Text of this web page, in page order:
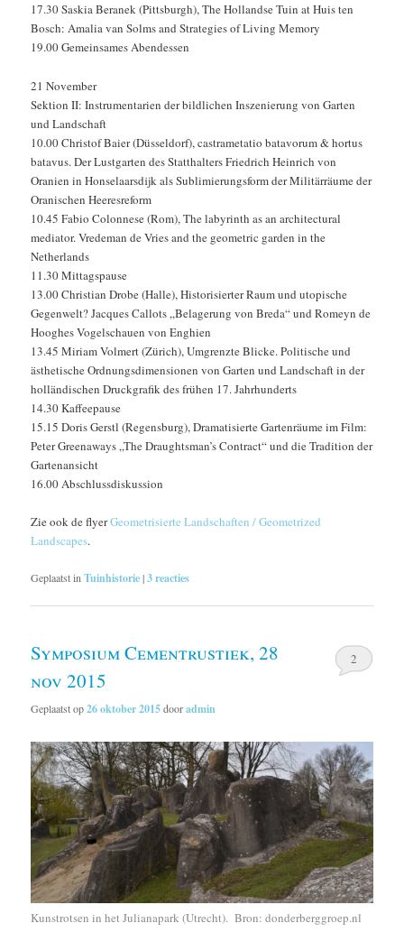
17.30 Saskia Beranek (Pittsburgh), The Hollandse Tuin at Huis ten
Bosch: Amalia van Solms and Strategies of Living Memory
19.00 Gemeinsames Abendessen
21 November
Sektion II: Instrumentarien der bildlichen Inszenierung von Garten
und Landschaft
10.00 Christof Baier (Düsseldorf), castrametatio batavorum & hortus
batavus. Der Lustgarten des Statthalters Friedrich Heinrich von
Oranien in Honselaarsdijk als Sublimierungsform der Militärräume der
Oranischen Heeresreform
10.45 Fabio Colonnese (Rom), The labyrinth as an architectural
mediator. Vredeman de Vries and the geometric garden in the
Netherlands
11.30 Mittagspause
13.00 Christian Drobe (Halle), Historisierter Raum und utopische
Gegenwelt? Jacques Callots „Belagerung von Breda“ und Romeyn de
Hooghes Vogelschauen von Enghien
13.45 Miriam Volmert (Zürich), Umgrenzte Blicke. Politische und
ästhetische Ordnungsdimensionen von Garten und Landschaft in der
holländischen Druckgrafik des frühen 17. Jahrhunderts
14.30 Kaffeepause
15.15 Doris Gerstl (Regensburg), Dramatisierte Gartenräume im Film:
Peter Greenaways „The Draughtsman’s Contract“ und die Tradition der
Gartenansicht
16.00 Abschlussdiskussion
Zie ook de flyerGeometrisierte Landschaften / Geometrized
Landscapes.
Geplaatst in Tuinhistorie|3reacties
Symposium Cementrustiek, 28
nov 2015
Geplaatst op26 oktober 2015dooradmin
2
Kunstrotsen in het Julianapark (Utrecht). Bron: donderberggroep.nl